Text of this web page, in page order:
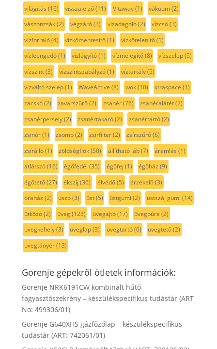
világítás (16) visszajelző(11) Vitaway(1) vákuum(2)
vászonzsák(2) végzáró(3) vízadagoló(2) vízcső(3)
vízforraló(4) vízkőmentesítő(1) vízkőtelenítő(1)
vízleengedő(1) vízlágyító(1) vízmelegítő(8) vízszelep(5)
vízszint(3) vízszintszabályzó(1) víztartály(5)
vízváltó szelep(1) WaveActive (8) wok(10) xtraspace (1)
zacskó(2) zavarszűrő(2) zsanér(76) zsanéralátét(2)
zsanérpersely(2) zsanértakaró(2) zsanértartó(2)
zsinór(1) zsomp(2) zsírfilter(2) zsírszűrő(6)
zsírálló(1) zöldségfiók(50) állítható láb(7) áramlás (1)
átlátszó(16) égőfedél (35) égőfej (1) égőház (9)
égőtető(27) ékszíj (36) élvédő(5) érzékelő(3)
óraház (2) úszó(3) üst(5) üstgumi (2) üstszáj gumi (14)
ütköző(2) üveg(123) üvegajtó(17) üvegbúra (2)
üvegkehely(3) üveglap(3) üvegtartó(6) üvegtető(2)
üvegtányér(13)
Gorenje gépekről ötletek információk:
Gorenje NRK6191CW kombinált hűtő-
fagyasztószekrény – készülékspecifikus tudástár (ART
No: 499306/01)
Gorenje G640XHS gázfőzőlap – készülékspecifikus
tudástár (ART: 742061/01)